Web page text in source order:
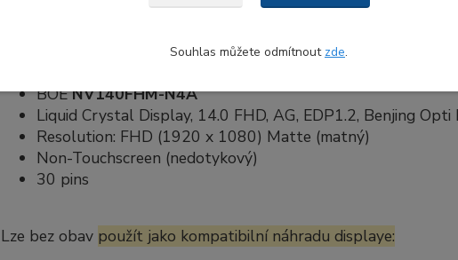
Specifikace náhradního dílu:
BOENV140FHM-N4A
Liquid Crystal Display, 14.0 FHD, AG, EDP1.2, Benjing Opti
Resolution: FHD (1920 x 1080) Matte (matný)
Non-Touchscreen (nedotykový)
30 pins
Lze bez obav použít jako kompatibilní náhradu displaye:
Souhlas můžete odmítnout zde.